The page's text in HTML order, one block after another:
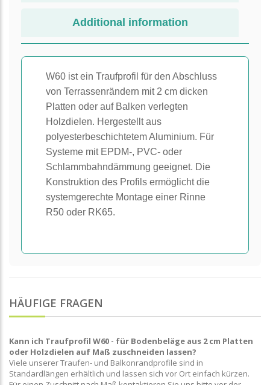
Additional information
W60 ist ein Traufprofil für den Abschluss
von Terrassenrändern mit 2 cm dicken
Platten oder auf Balken verlegten
Holzdielen. Hergestellt aus
polyesterbeschichtetem Aluminium. Für
Systeme mit EPDM-, PVC- oder
Schlammbahndämmung geeignet. Die
Konstruktion des Profils ermöglicht die
systemgerechte Montage einer Rinne
R50 oder RK65.
HÄUFIGE FRAGEN
Kann ich Traufprofil W60 - für Bodenbeläge aus 2 cm Platten
oder Holzdielen auf Maß zuschneiden lassen?
Viele unserer Traufen- und Balkonrandprofile sind in
Standardlängen erhältlich und lassen sich vor Ort einfach kürzen.